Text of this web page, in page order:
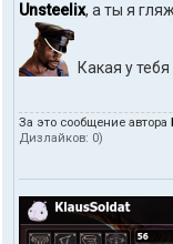
Unsteelix, а ты я
Какая у
За это сообщение автора
Дизлайков: 0)